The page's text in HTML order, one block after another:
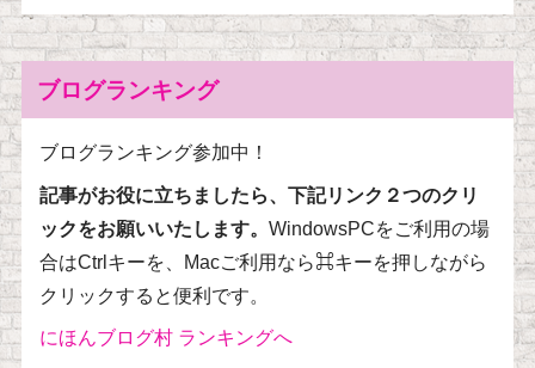
ブログランキング
ブログランキング参加中！
記事がお役に立ちましたら、下記リンク２つのクリ
ックをお願いいたします。 WindowsPCをご利用の場
合はCtrlキーを、Macご利用なら⌘キーを押しながら
クリックすると便利です。
にほんブログ村 ランキングへ